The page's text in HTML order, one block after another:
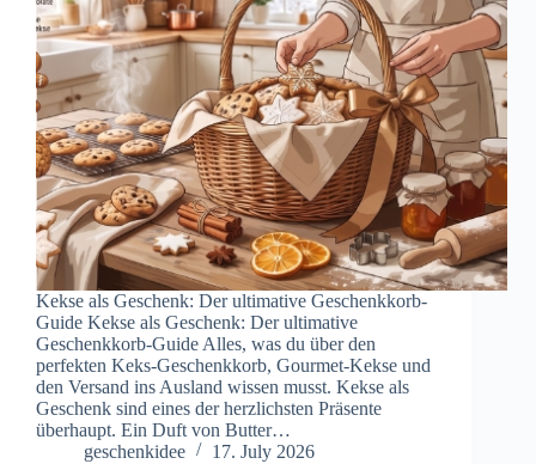
Kekse als Geschenk: Der ultimative Geschenkkorb-
Guide Kekse als Geschenk: Der ultimative
Geschenkkorb-Guide Alles, was du über den
perfekten Keks-Geschenkkorb, Gourmet-Kekse und
den Versand ins Ausland wissen musst. Kekse als
Geschenk sind eines der herzlichsten Präsente
überhaupt. Ein Duft von Butter…
geschenkidee
17. July 2026